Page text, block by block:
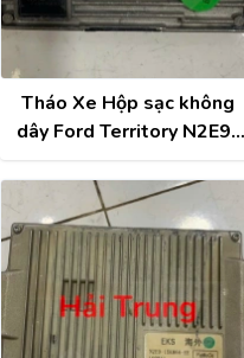
Tháo Xe Hộp sạc không
dây Ford Territory N2E9-